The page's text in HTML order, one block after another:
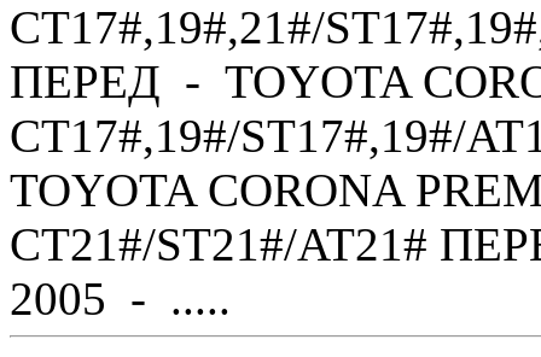
CT17#,19#,21#/
ПЕРЕД - TOYOTA
CT17#,19#/ST17#,19#/
TOYOTA CORONA
CT21#/ST21#/AT21#
2005 - .....